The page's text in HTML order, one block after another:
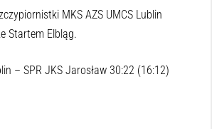
MKS AZS UMCS Lublin
Startem Elbląg.
– SPR JKS Jarosław 30:22 (16:12)